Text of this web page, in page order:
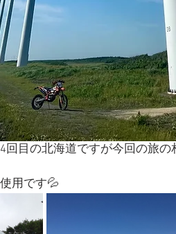
目の北海道ですが今回の旅の
用です💦